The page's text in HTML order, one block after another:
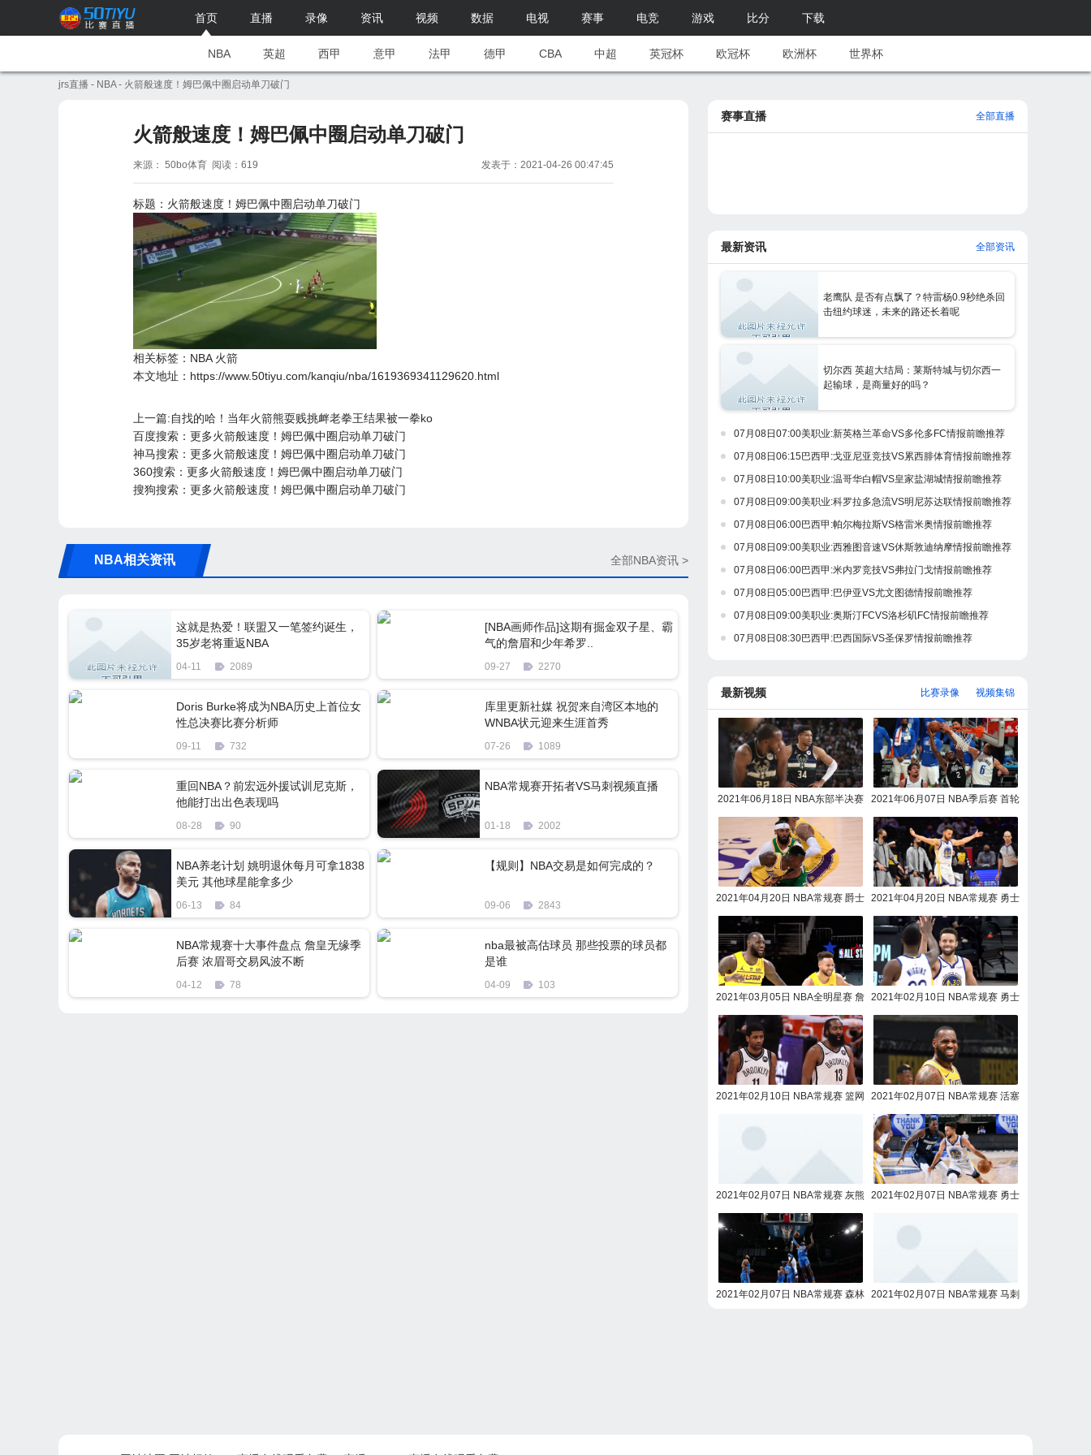
首页 直播 录像 资讯 视频 数据 电视 赛事 电竞 游戏 比分 下载
NBA 英超 西甲 意甲 法甲 德甲 CBA 中超 英冠杯 欧冠杯 欧洲杯 世界杯
jrs直播 - NBA- 火箭般速度！姆巴佩中圈启动单刀破门
火箭般速度！姆巴佩中圈启动单刀破门
来源： 50bo体育 阅读：619 发表于：2021-04-26 00:47:45
标题： 火箭般速度！姆巴佩中圈启动单刀破门
相关标签： NBA 火箭
本文地址： https://www.50tiyu.com/kanqiu/nba/1619369341129620.html
上一篇:自找的哈！当年火箭熊耍贱挑衅老拳王结果被一拳ko
百度搜索：更多火箭般速度！姆巴佩中圈启动单刀破门
神马搜索：更多火箭般速度！姆巴佩中圈启动单刀破门
360搜索：更多火箭般速度！姆巴佩中圈启动单刀破门
搜狗搜索：更多火箭般速度！姆巴佩中圈启动单刀破门
NBA相关资讯 全部NBA资讯 >
这就是热爱！联盟又一笔签约诞生，
35岁老将重返NBA
04-11 2089
[NBA画师作品]这期有掘金双子星、霸
气的詹眉和少年希罗..
09-27 2270
Doris Burke将成为NBA历史上首位女
性总决赛比赛分析师
09-11 732
库里更新社媒 祝贺来自湾区本地的
WNBA状元迎来生涯首秀
07-26 1089
重回NBA？前宏远外援试训尼克斯，
他能打出出色表现吗
08-28 90
NBA常规赛开拓者VS马刺视频直播
01-18 2002
NBA养老计划 姚明退休每月可拿1838
美元 其他球星能拿多少
06-13 84
【规则】NBA交易是如何完成的？
09-06 2843
NBA常规赛十大事件盘点 詹皇无缘季
后赛 浓眉哥交易风波不断
04-12 78
nba最被高估球员 那些投票的球员都
是谁
04-09 103
赛事直播 全部直播
最新资讯 全部资讯
老鹰队 是否有点飘了？特雷杨0.9秒绝杀回
击纽约球迷，未来的路还长着呢
切尔西 英超大结局：莱斯特城与切尔西一
起输球，是商量好的吗？
07月08日07:00美职业:新英格兰革命VS多伦多FC情报前瞻推荐
07月08日06:15巴西甲:戈亚尼亚竞技VS累西腓体育情报前瞻推荐
07月08日10:00美职业:温哥华白帽VS皇家盐湖城情报前瞻推荐
07月08日09:00美职业:科罗拉多急流VS明尼苏达联情报前瞻推荐
07月08日06:00巴西甲:帕尔梅拉斯VS格雷米奥情报前瞻推荐
07月08日09:00美职业:西雅图音速VS休斯敦迪纳摩情报前瞻推荐
07月08日06:00巴西甲:米内罗竞技VS弗拉门戈情报前瞻推荐
07月08日05:00巴西甲:巴伊亚VS尤文图德情报前瞻推荐
07月08日09:00美职业:奥斯汀FCVS洛杉矶FC情报前瞻推荐
07月08日08:30巴西甲:巴西国际VS圣保罗情报前瞻推荐
最新视频 视频集锦
比赛录像
2021年06月18日 NBA东部半决赛
2021年06月07日 NBA季后赛 首轮
2021年04月20日 NBA常规赛 爵士 2021年04月20日 NBA常规赛 勇士
2021年03月05日 NBA全明星赛 詹 2021年02月10日 NBA常规赛 勇士
2021年02月10日 NBA常规赛 篮网
2021年02月07日 NBA常规赛 活塞
2021年02月07日 NBA常规赛 灰熊
2021年02月07日 NBA常规赛 勇士
2021年02月07日 NBA常规赛 森林 2021年02月07日 NBA常规赛 马刺